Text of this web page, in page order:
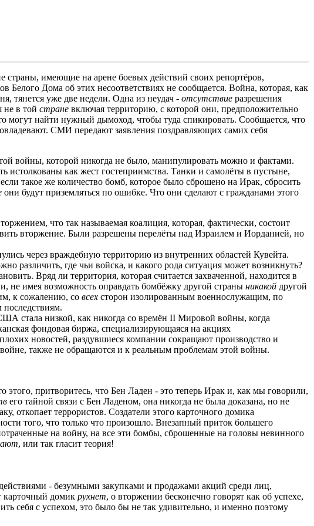
страны, имеющие на арене боевых действий своих репортёров,
Дома об этих несоответствиях не сообщается. Война, которая, как
тянется уже две недели. Одна из неудач - отсутствие разрешения
не в той стране включая территорию, с которой они, предположительно
могут найти нужный дымоход, чтобы туда спикировать. Сообщается, что
СМИ передают заявления поздравляющих самих себя
войны, которой никогда не было, манипулировать можно и фактами.
истолкованы как жест гостеприимства. Танки и самолёты в пустыне,
такое же количество бомб, которое было сброшено на Ирак, сбросить
они будут приземляться по ошибке. Что они сделают с гражданами этого
что так называемая коалиция, которая, фактически, состоит
вторжение. Были разрешены перелёты над Израилем и Иорданией, но
через враждебную территорию из внутренних областей Кувейта.
различить, где чьи войска, и какого рода ситуация может возникнуть?
Вряд ли территория, которая считается захваченной, находится в
не имея возможность оправдать бомбёжку другой страны никакой другой
к сожалению, со всех сторон изолированным военнослужащим, по
стала низкой, как никогда со времён II Мировой войны, когда
фондовая биржа, специализирующаяся на акциях
новостей, раздувшиеся компании сокращают производство и
также не обращаются и к реальным проблемам этой войны.
этого, притворитесь, что Бен Ладен - это теперь Ирак и, как мы говорили,
его тайной связи с Бен Ладеном, она никогда не была доказана, но не
откопает террористов. Создатели этого карточного домика
того, что только что произошло. Внезапный приток большего
на войну, на все эти бомбы, сброшенные на головы невинного
, или так гласит теория!
- безумными закупками и продажами акций среди лиц,
карточный домик рухнет, о вторжении бесконечно говорят как об успехе,
себя с успехом, это было бы не так удивительно, и именно поэтому